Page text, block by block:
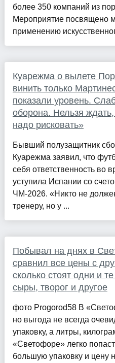
более 350 компаний из
Мероприятие посвящено
применению
Куарежма о вылете
винить только
показали уровень.
оборона. Нельзя ждать,
надо рисковать»
Бывший полузащитник
Куарежма заявил, что
себя ответственность во
уступила Испании со
ЧМ-2026. «Никто не
тренеру, но у ...
Побывал на днях в
сравнил все цены с
сколько стоят одни и
сыры, творог и другое
фото Progorod58 В
но выгода не всегда
упаковку, а литры,
«Светофоре» легко
большую упаковку и цену